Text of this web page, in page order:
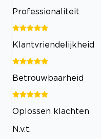
Professionaliteit
Klantvriendelijkheid
Betrouwbaarheid
Oplossen klachten
N.v.t.